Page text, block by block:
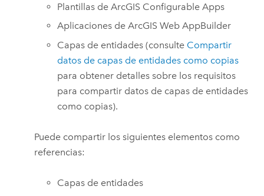
Plantillas deArcGIS Configurable Apps
Aplicaciones deArcGIS Web AppBuilder
Capas de entidades (consulte Compartir
datos de capas de entidades como copias
para obtener detalles sobre los requisitos
para compartir datos de capas de entidades
como copias).
Puede compartir los siguientes elementos como
referencias:
Capas de entidades